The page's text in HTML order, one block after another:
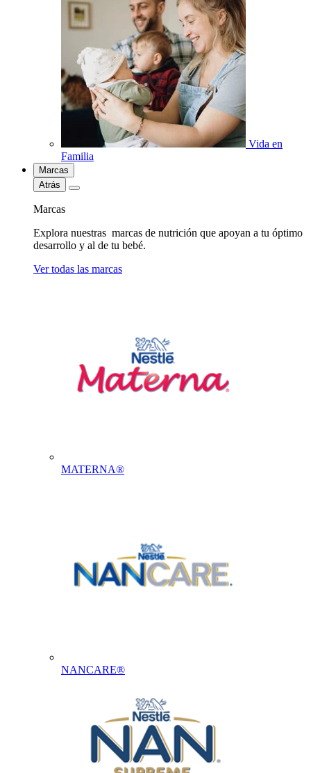
Vida en
Familia
Marcas
Atrás
Marcas
Explora nuestras marcas de nutrición que apoyan a tu óptimo
desarrollo y al de tu bebé.
Ver todas las marcas
MATERNA®
NANCARE®